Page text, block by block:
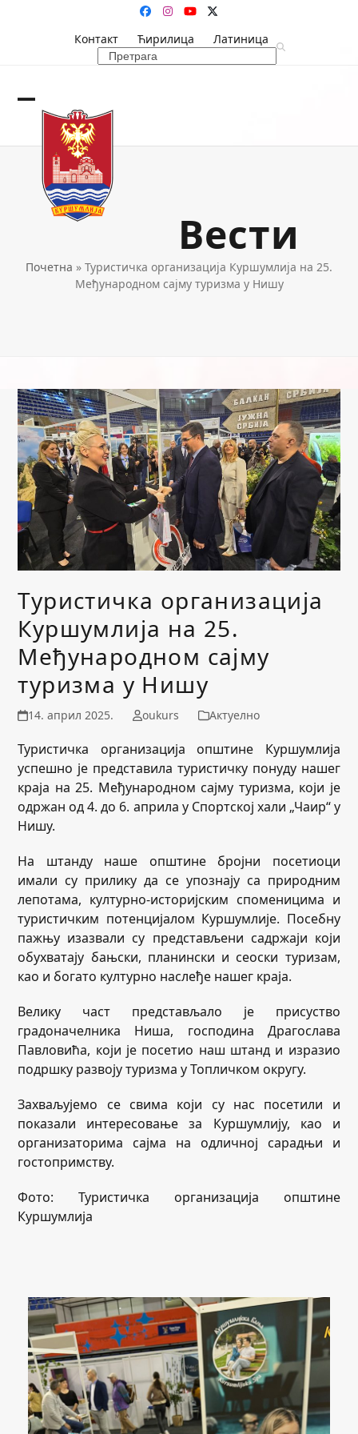
Facebook
Instagram
YouTubeTwitter
Контакт
Ћирилица
Латиница
Search
Open
mobile
menu
Close
mobile
menu
Вести
Почетна » Туристичка организација Куршумлија на 25.
Међународном сајму туризма у Нишу
Туристичка организација
Куршумлија на 25.
Међународном сајму
туризма у Нишу
14. април 2025. oukurs Актуелно
Туристичка организација општине Куршумлија
успешно је представила туристичку понуду нашег
краја на 25. Међународном сајму туризма, који је
одржан од 4. до 6. априла у Спортској хали „Чаир“ у
Нишу.
На штанду наше општине бројни посетиоци
имали су прилику да се упознају са природним
лепотама, културно-историјским споменицима и
туристичким потенцијалом Куршумлије. Посебну
пажњу изазвали су представљени садржаји који
обухватају бањски, планински и сеоски туризам,
као и богато културно наслеђе нашег краја.
Велику част представљало је присуство
градоначелника Ниша, господина Драгослава
Павловића, који је посетио наш штанд и изразио
подршку развоју туризма у Топличком округу.
Захваљујемо се свима који су нас посетили и
показали интересовање за Куршумлију, као и
организаторима сајма на одличној сарадњи и
гостопримству.
Фото: Туристичка организација општине
Куршумлија